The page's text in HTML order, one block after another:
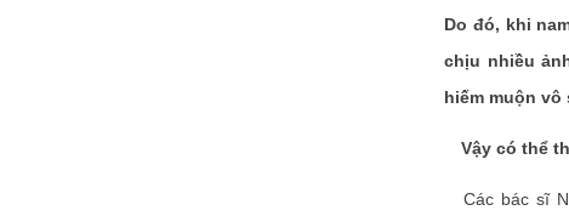
Do đó, khi
chịu nhiều
hiếm muộn vô
Vậy có thể
Các bác sĩ